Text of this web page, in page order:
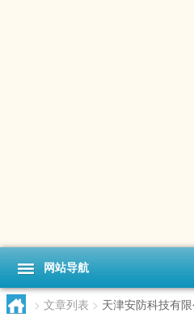
网站导航
> 文章列表 > 天津安防科技有